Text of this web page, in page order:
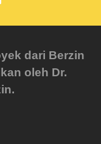
dari Berzin
oleh Dr.